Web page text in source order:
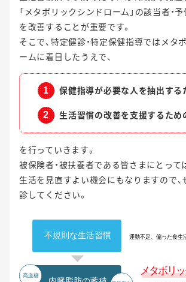
「メタボリックシンドローム」の該当者・
を改善することが重要です。
そこで、特定健診・特定保健指導ではメタ
ームに着目したうえで、
保健指導が必要な人を抽出する
生活習慣の改善を支援するため
を行っていきます。
被保険者・被扶養者である皆さまにとって
生活を見直すよい機会にもなりますので
診してください。